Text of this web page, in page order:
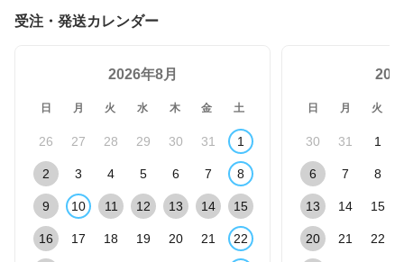
受注・発送カレンダー
2026年8月
日 月 火 水 木 金 土
26 27 28 29 30 31 1
2 3 4 5 6 7 8
9 10 11 12 13 14 15
16 17 18 19 20 21 22
日 月 火
30 31 1
6 7 8
13 14 15
20 21 22